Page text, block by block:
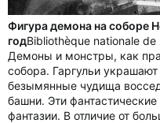
Фигура демона на
годBibliothèque nationale de
Демоны и монстры, как
собора. Гаргульи
безымянные чудища
башни. Эти
фантазии. В отличие от